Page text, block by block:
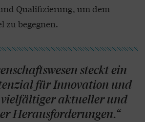
Qualifizierung, um dem
zu begegnen.
steckt ein
für Innovation und
vielfältiger aktueller und
Herausforderungen.“